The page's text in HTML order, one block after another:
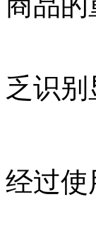
乏识别
经过使